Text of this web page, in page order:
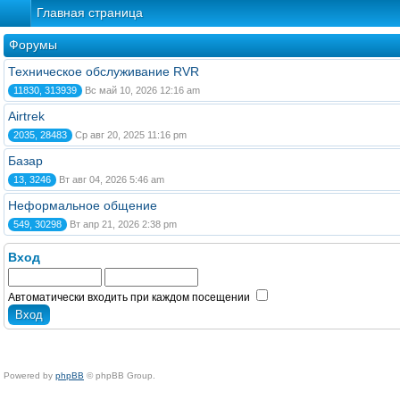
Главная страница
Форумы
Техническое обслуживание RVR
11830, 313939 Вс май 10, 2026 12:16 am
Airtrek
2035, 28483 Ср авг 20, 2025 11:16 pm
Базар
13, 3246 Вт авг 04, 2026 5:46 am
Неформальное общение
549, 30298 Вт апр 21, 2026 2:38 pm
Вход
Автоматически входить при каждом посещении
Powered by phpBB © phpBB Group.